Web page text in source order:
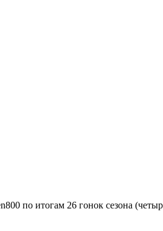
по итогам 26 гонок сезона